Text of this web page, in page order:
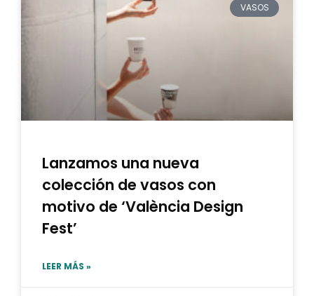
VASOS
Lanzamos una nueva
colección de vasos con
motivo de ‘València Design
Fest’
LEER MÁS »